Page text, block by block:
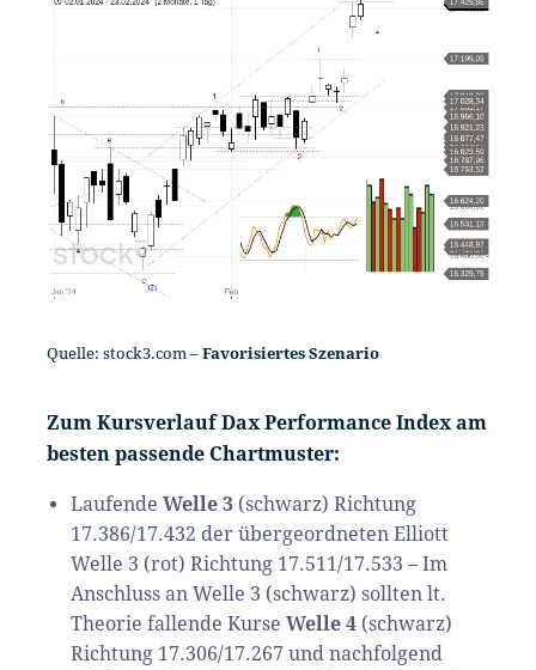
Quelle: stock3.com – Favorisiertes Szenario
Zum Kursverlauf Dax Performance Index am
besten passende Chartmuster:
Laufende Welle 3 (schwarz) Richtung
17.386/17.432 der übergeordneten Elliott
Welle 3 (rot) Richtung 17.511/17.533 – Im
Anschluss an Welle 3 (schwarz) sollten lt.
Theorie fallende Kurse Welle 4 (schwarz)
Richtung 17.306/17.267 und nachfolgend